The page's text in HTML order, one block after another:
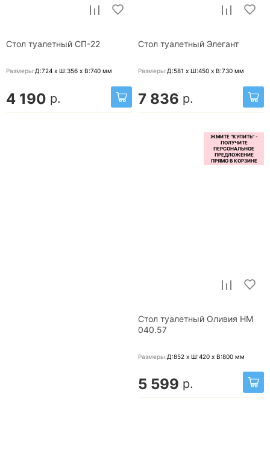
Стол туалетный СП-22
Размеры:Д:724 x Ш:356 x В:740 мм
4 190 р.
Стол туалетный Элегант
Размеры:Д:581 x Ш:450 x В:730 мм
7 836 р.
Стол туалетный Оливия НМ
040.57
Размеры:Д:852 x Ш:420 x В:800 мм
5 599 р.